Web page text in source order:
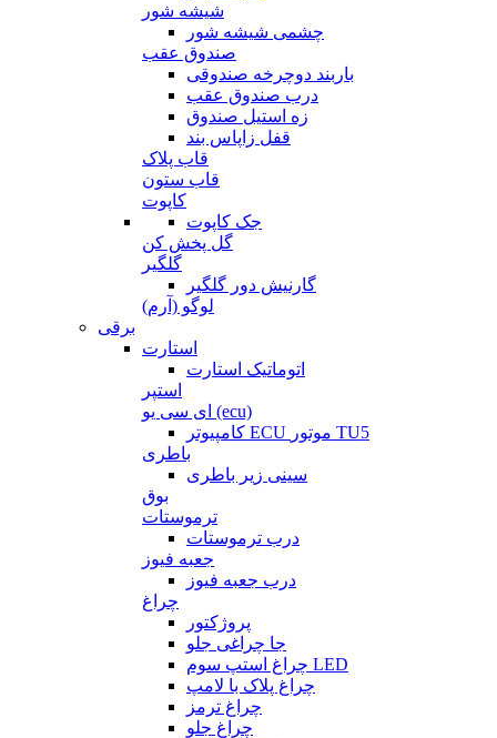
شیشه شور
چشمی شیشه شور
صندوق عقب
باربند دوچرخه صندوقی
درب صندوق عقب
زه استیل صندوق
قفل زاپاس بند
قاب پلاک
قاب ستون
کاپوت
جک کاپوت
گل پخش کن
گلگیر
گارنیش دور گلگیر
لوگو (آرم)
برقی
استارت
اتوماتیک استارت
استپر
ای سی یو (ecu)
کامپیوتر ECU موتور TU5
باطری
سینی زیر باطری
بوق
ترموستات
درب ترموستات
جعبه فیوز
درب جعبه فیوز
چراغ
پروژکتور
جا چراغی جلو
چراغ استپ سوم LED
چراغ پلاک با لامپ
چراغ ترمز
چراغ جلو